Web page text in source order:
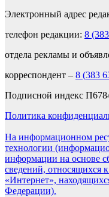
Электронный адрес
телефон редакции: 8
отдела рекламы и
корреспондент – 8 (383
Подписной индекс
Политика
На информационном
технологии
информации на основе
сведений, относящихся
«Интернет»,
Федерации).